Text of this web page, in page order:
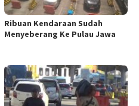
Ribuan Kendaraan Sudah
Menyeberang Ke Pulau Jawa